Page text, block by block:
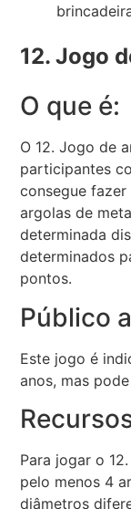
12. Jogo
O que é:
O 12. Jogo de
participantes
consegue
argolas de
determinada
determinados
pontos.
Público
Este jogo é
anos, mas
Para jogar o
pelo menos 4
diâmetros